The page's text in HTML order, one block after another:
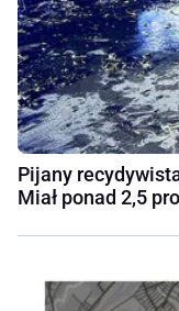
Pijany
Miał ponad 2,5